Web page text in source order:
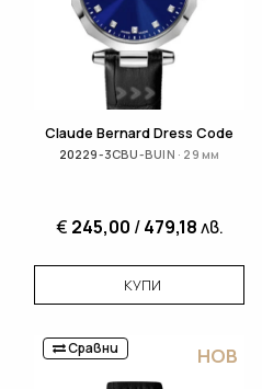
Claude Bernard Dress Code
20229-3CBU-BUIN · 29 мм
€ 245,00 /479,18лв.
КУПИ
Сравни НОВ